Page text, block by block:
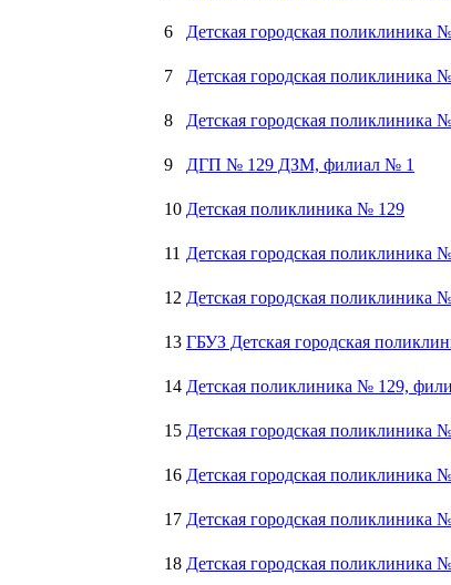
6 Детская городская поликлиника
7 Детская городская поликлиника
8 Детская городская поликлиника
9 ДГП № 129 ДЗМ, филиал № 1
10 Детская поликлиника № 129
11 Детская городская поликлиника
12 Детская городская
13 ГБУЗ Детская городская
14 Детская поликлиника № 129,
15 Детская городская
16 Детская городская поликлиника
17 Детская городская поликлиника
18 Детская городская